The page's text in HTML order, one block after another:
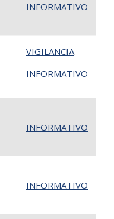
INFORMATIVO
VIGILANCIA
INFORMATIVO
INFORMATIVO
INFORMATIVO